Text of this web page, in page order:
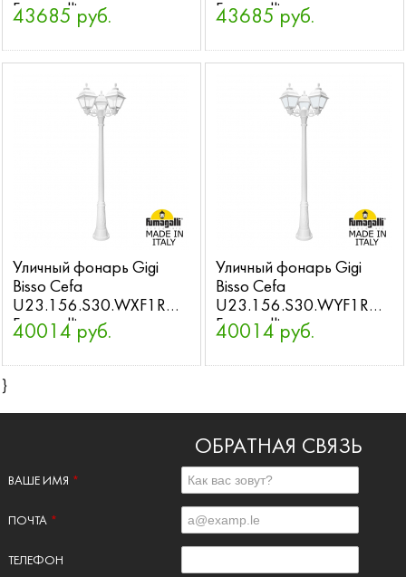
Fumagalli
43685 руб.
Fumagalli
43685 руб.
Уличный фонарь Gigi
Bisso Cefa
U23.156.S30.WXF1R
Fumagalli
40014 руб.
Уличный фонарь Gigi
Bisso Cefa
U23.156.S30.WYF1R
Fumagalli
40014 руб.
}
ОБРАТНАЯ СВЯЗЬ
ВАШЕ ИМЯ *
ПОЧТА *
ТЕЛЕФОН